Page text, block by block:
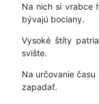
Na nich si vrabce
bývajú bociany.
Vysoké štíty
svište.
Na určovanie
zapadať.